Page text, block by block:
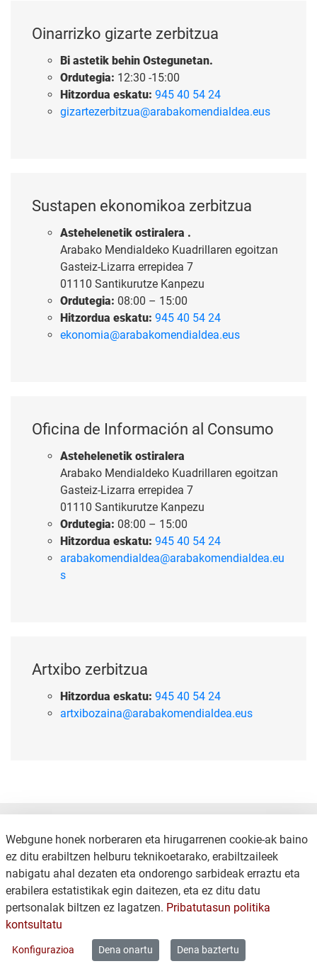
Oinarrizko gizarte zerbitzua
Bi astetik behin Ostegunetan.
Ordutegia: 12:30 -15:00
Hitzordua eskatu: 945 40 54 24
gizartezerbitzua@arabakomendialdea.eus
Sustapen ekonomikoa zerbitzua
Astehelenetik ostiralera .
Arabako Mendialdeko Kuadrillaren egoitzan
Gasteiz-Lizarra errepidea 7
01110 Santikurutze Kanpezu
Ordutegia: 08:00 – 15:00
Hitzordua eskatu: 945 40 54 24
ekonomia@arabakomendialdea.eus
Oficina de Información al Consumo
Astehelenetik ostiralera
Arabako Mendialdeko Kuadrillaren egoitzan
Gasteiz-Lizarra errepidea 7
01110 Santikurutze Kanpezu
Ordutegia: 08:00 – 15:00
Hitzordua eskatu: 945 40 54 24
arabakomendialdea@arabakomendialdea.eu
s
Artxibo zerbitzua
Hitzordua eskatu: 945 40 54 24
artxibozaina@arabakomendialdea.eus
Copyright © 2026 / Excmo. lagran | Todos los derechos reservados.
Webgune honek norberaren eta hirugarrenen cookie-ak baino
ez ditu erabiltzen helburu teknikoetarako, erabiltzaileek
nabigatu ahal dezaten eta ondorengo sarbideak erraztu eta
erabilera estatistikak egin daitezen, eta ez ditu datu
pertsonalak biltzen ez lagatzen. Pribatutasun politika
kontsultatu
Konfigurazioa Dena onartu Dena baztertu